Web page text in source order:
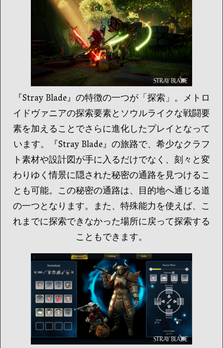
『Stray Blade』の特徴の一つが「探索」。メトロ
イドヴァニアの探索要素とソウルライクな戦闘要
素を加えることでさらに進化したプレイとなって
います。『Stray Blade』の旅路で、希少なクラフ
ト素材や設計図が手に入るだけでなく、刻々と変
わりゆく情景に隠された秘密の通路を見つけるこ
とも可能。この秘密の通路は、目的地へ通じる道
の一つとなります。また、特殊能力を使えば、こ
れまでに探索できなかった場所に戻って探索する
こともできます。